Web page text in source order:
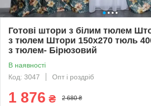
Готові штори з білим тюлем
з тюлем Штори 150х270 тюль
з тюлем- Бірюзовий
В наявності
Код: 3047
Опт і роздріб
1 876 ₴ 2 680 ₴